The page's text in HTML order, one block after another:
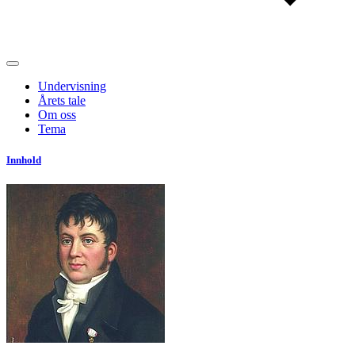
Undervisning
Årets tale
Om oss
Tema
Innhold